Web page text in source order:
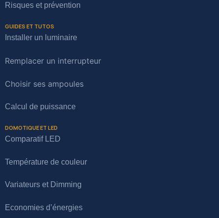
Risques et prévention
GUIDES ET TUTOS
Installer un luminaire
Remplacer un interrupteur
Choisir ses ampoules
Calcul de puissance
DOMOTIQUE ET LED
Comparatif LED
Température de couleur
Variateurs et Dimming
Economies d’énergies